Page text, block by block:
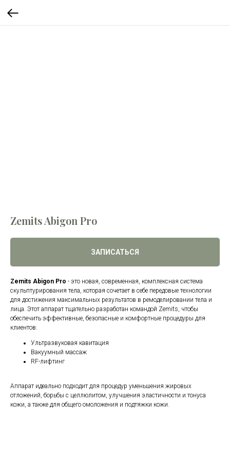
Zemits Abigon Pro
ЗАПИСАТЬСЯ
Zemits Abigon Pro - это новая, современная, комплексная система
скульптурирования тела, которая сочетает в себе передовые технологии
для достижения максимальных результатов в ремоделировании тела и
лица. Этот аппарат тщательно разработан командой Zemits, чтобы
обеспечить эффективные, безопасные и комфортные процедуры для
клиентов:
Ультразвуковая кавитация
Вакуумный массаж
RF-лифтинг
Аппарат идеально подходит для процедур уменьшения жировых
отложений, борьбы с целлюлитом, улучшения эластичности и тонуса
кожи, а также для общего омоложения и подтяжки кожи.